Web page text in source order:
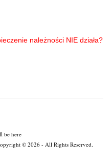
należności NIE działa?
© 2026 - All Rights Reserved.